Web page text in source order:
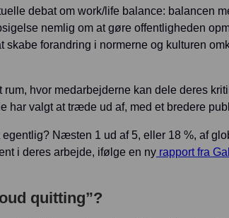
debat om work/life balance: balancen
nemlig om at gøre offentligheden
skabe forandring i normerne og kulturen
hvor medarbejderne kan dele deres
har valgt at træde ud af, med et bredere
Næsten 1 ud af 5, eller 18 %, af
i deres arbejde, ifølge en ny rapport fra
quitting”?